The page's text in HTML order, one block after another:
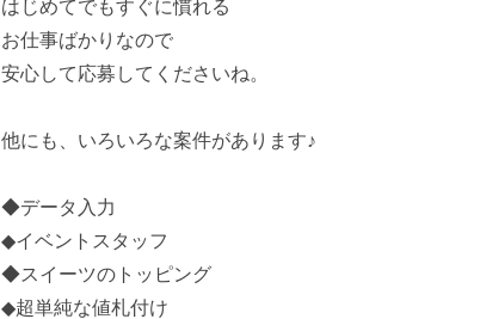
はじめてでもすぐに慣れる
お仕事ばかりなので
安心して応募してくださいね。
他にも、いろいろな案件があります♪
◆データ入力
◆イベントスタッフ
◆スイーツのトッピング
◆超単純な値札付け